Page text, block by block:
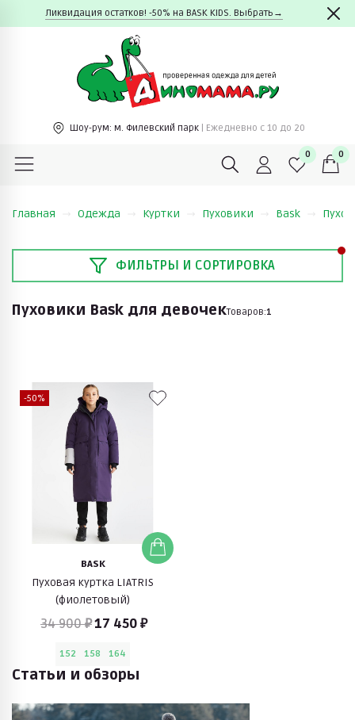
Ликвидация остатков! -50% на BASK KIDS. Выбрать→
Шоу-рум: м. Филевский парк | Ежедневно c 10 до 20
0 0
Главная Одежда Куртки Пуховики Bask
ФИЛЬТРЫ И СОРТИРОВКА
Пуховики Bask для девочекТоваров:1
-50%
BASK
Пуховая куртка LIATRIS
(фиолетовый)
34 900 ₽17 450 ₽
152 158 164
Статьи и обзоры